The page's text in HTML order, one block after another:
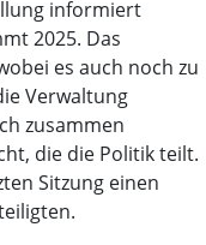
informiert
2025. Das
es auch noch zu
Verwaltung
zusammen
die die Politik teilt.
Sitzung einen